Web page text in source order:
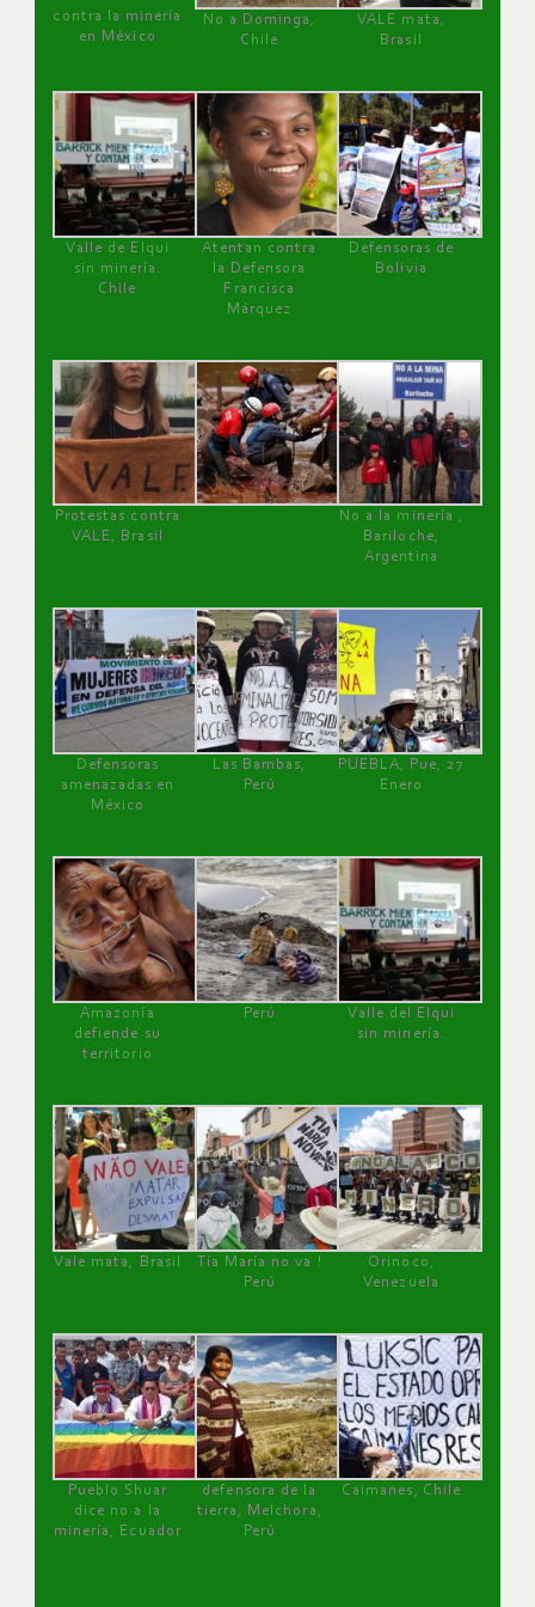
contra la minería
en México
No a Dominga,
Chile
VALE mata,
Brasil
Valle de Elqui
sin minería.
Chile
Atentan contra
la Defensora
Francisca
Márquez
Defensoras de
Bolivia
Protestas contra
VALE, Brasil
No a la minería ,
Bariloche,
Argentina
Defensoras
amenazadas en
México
Las Bambas,
Perú
PUEBLA, Pue, 27
Enero
Amazonía
defiende su
territorio
Perú
Valle del Elqui
sin minería.
Vale mata, Brasil
Tía María no va !
Perú
Orinoco,
Venezuela
Pueblo Shuar
dice no a la
minería, Ecuador
defensora de la
tierra, Melchora,
Perú
Caimanes, Chile